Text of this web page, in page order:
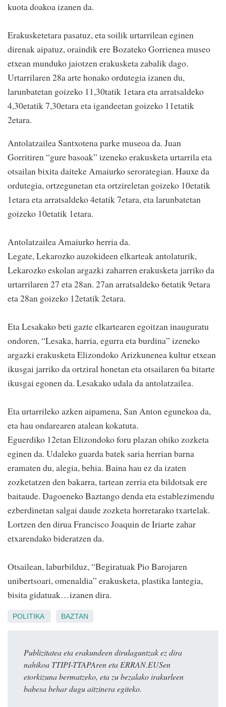
kuota doakoa izanen da.
Erakusketetara pasatuz, eta soilik urtarrilean eginen
direnak aipatuz, oraindik ere Bozateko Gorrienea museo
etxean munduko jaiotzen erakusketa zabalik dago.
Urtarrilaren 28a arte honako ordutegia izanen du,
larunbatetan goizeko 11,30tatik 1etara eta arratsaldeko
4,30etatik 7,30etara eta igandeetan goizeko 11etatik
2etara.
Antolatzailea Santxotena parke museoa da. Juan
Gorritiren “gure basoak” izeneko erakusketa urtarrila eta
otsailan bixita daiteke Amaiurko serorategian. Hauxe da
ordutegia, ortzegunetan eta ortzireletan goizeko 10etatik
1etara eta arratsaldeko 4etatik 7etara, eta larunbatetan
goizeko 10etatik 1etara.
Antolatzailea Amaiurko herria da.
Legate, Lekarozko auzokideen elkarteak antolaturik,
Lekarozko eskolan argazki zaharren erakusketa jarriko da
urtarrilaren 27 eta 28an. 27an arratsaldeko 6etatik 9etara
eta 28an goizeko 12etatik 2etara.
Eta Lesakako beti gazte elkartearen egoitzan inauguratu
ondoren, “Lesaka, harria, egurra eta burdina” izeneko
argazki erakusketa Elizondoko Arizkunenea kultur etxean
ikusgai jarriko da ortziral honetan eta otsailaren 6a bitarte
ikusgai egonen da. Lesakako udala da antolatzailea.
Eta urtarrileko azken aipamena, San Anton egunekoa da,
eta hau ondarearen atalean kokatuta.
Eguerdiko 12etan Elizondoko foru plazan ohiko zozketa
eginen da. Udaleko guarda batek saria herrian barna
eramaten du, alegia, behia. Baina hau ez da izaten
zozketatzen den bakarra, tartean zerria eta bildotsak ere
baitaude. Dagoeneko Baztango denda eta establezimendu
ezberdinetan salgai daude zozketa horretarako txartelak.
Lortzen den dirua Francisco Joaquin de Iriarte zahar
etxarendako bideratzen da.
Otsailean, laburbilduz, “Begiratuak Pio Barojaren
unibertsoari, omenaldia” erakusketa, plastika lantegia,
bisita gidatuak…izanen dira.
POLITIKA BAZTAN
Publizitatea eta erakundeen dirulaguntzak ez dira
nahikoa TTIPI-TTAPAren eta ERRAN.EUSen
etorkizuna bermatzeko, eta zu bezalako irakurleen
babesa behar dugu aitzinera egiteko.